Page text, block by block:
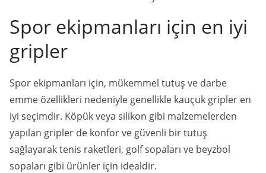
Spor ekipmanları için en iyi
gripler
Spor ekipmanları için, mükemmel tutuş ve darbe
emme özellikleri nedeniyle genellikle kauçuk gripler en
iyi seçimdir. Köpük veya silikon gibi malzemelerden
yapılan gripler de konfor ve güvenli bir tutuş
sağlayarak tenis raketleri, golf sopaları ve beyzbol
sopaları gibi ürünler için idealdir.